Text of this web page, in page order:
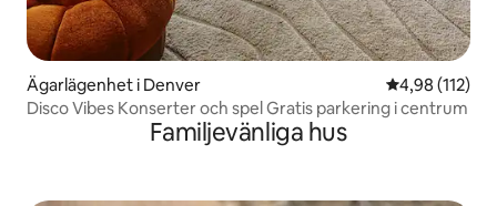
Ägarlägenhet i Denver 4,98 av 5 i
4,98 (112)
Disco Vibes Konserter och spel Gratis parkering i centrum
Familjevänliga hus